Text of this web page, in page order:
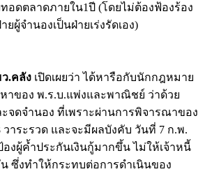
อดตลาดภายใน1ปี (โดยไม่ต้องฟ้องร้อง
ผู้จำนองเป็นฝ่ายเร่งรัดเอง)
.คลัง เปิดเผยว่า ได้หารือกับนักกฎหมาย
าของ พ.ร.บ.แพ่งและพาณิชย์ ว่าด้วย
จดจำนอง ที่เพราะผ่านการพิจารณาของ
าระรวด และจะมีผลบังคับ วันที่ 7 ก.พ.
องผู้ค้ำประกันเงินกู้มากขึ้น ไม่ให้เจ้าหนี้
ซึ่งทำให้กระทบต่อการดำเนินของ